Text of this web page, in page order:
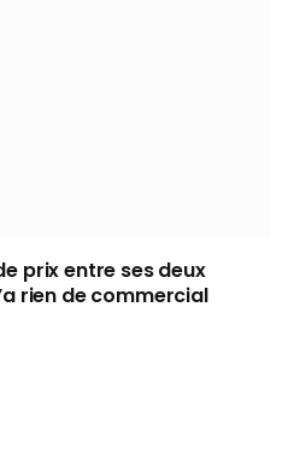
prix entre ses deux
rien de commercial